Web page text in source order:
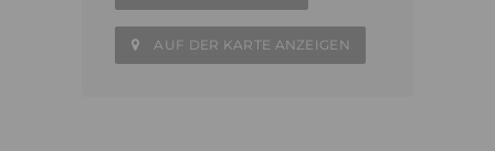
AUF DER KARTE ANZEIGEN